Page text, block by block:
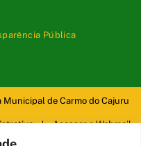
Pública
Municipal de Carmo do Cajuru
Acessar o Webmail